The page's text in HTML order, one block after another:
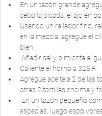
En un tazón grande
cebolla picada, el ajo en
Usando un rallador fino,
en la mezcla, agregue el
bien.
Añadir sal y pimienta al
Caliente el horno a 325 F.
Agregue aceite a 2 de las
otras 2 tortillas encima y
especias, luego